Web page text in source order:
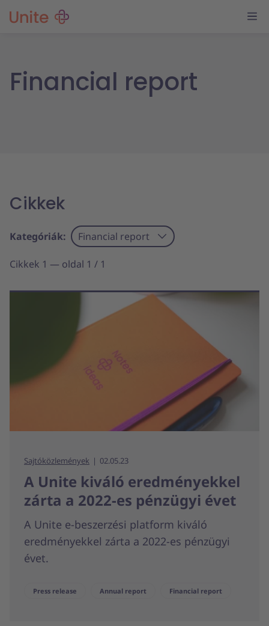
Financial report
Cikkek
Kategóriák: Financial report
Cikkek 1 — oldal 1 / 1
Sajtóközlemények 02.05.23
A Unite kiváló eredményekkel
zárta a 2022-es pénzügyi évet
A Unite e-beszerzési platform kiváló
eredményekkel zárta a 2022-es pénzügyi
évet.
Press release Annual report Financial report